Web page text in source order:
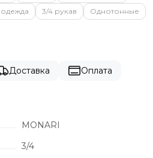
3/4 рукав
Однотонные
Доставка Оплата
MONARI
3/4